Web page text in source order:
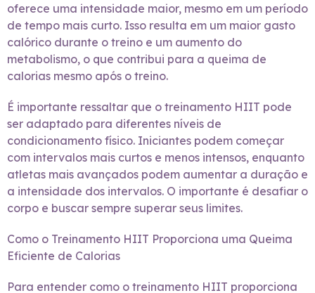
oferece uma intensidade maior, mesmo em um período
de tempo mais curto. Isso resulta em um maior gasto
calórico durante o treino e um aumento do
metabolismo, o que contribui para a queima de
calorias mesmo após o treino.
É importante ressaltar que o treinamento HIIT pode
ser adaptado para diferentes níveis de
condicionamento físico. Iniciantes podem começar
com intervalos mais curtos e menos intensos, enquanto
atletas mais avançados podem aumentar a duração e
a intensidade dos intervalos. O importante é desafiar o
corpo e buscar sempre superar seus limites.
Como o Treinamento HIIT Proporciona uma Queima
Eficiente de Calorias
Para entender como o treinamento HIIT proporciona